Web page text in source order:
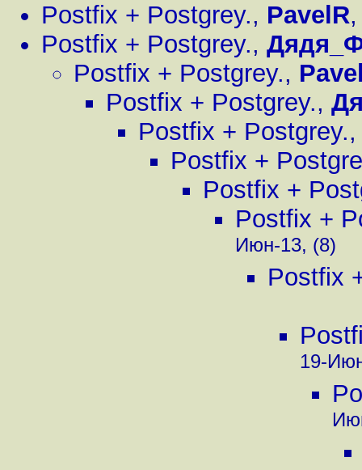
Postfix + Postgrey., PavelR
Postfix + Postgrey.,
Postfix + Postgrey.,
Postfix + Postgrey.,
Postfix + Postgrey.
Postfix +
Postfix +
Postfix +
Июн-13, (8)
Postfix
19-